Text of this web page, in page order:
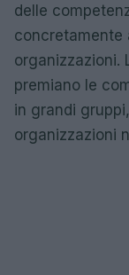
delle
concretamente
organizzazioni.
premiano le
in grandi
organizzazioni